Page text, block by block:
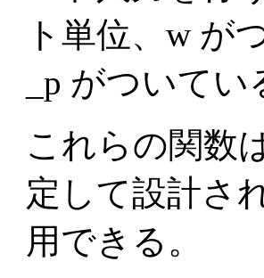
ト単位、w が
_p がついて
これらの関数
定して設計さ
用できる。